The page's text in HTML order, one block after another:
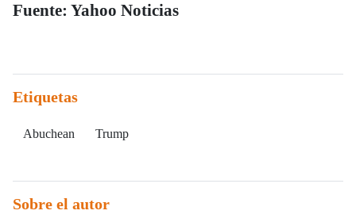
Fuente: Yahoo Noticias
Etiquetas
Abuchean Trump
Sobre el autor